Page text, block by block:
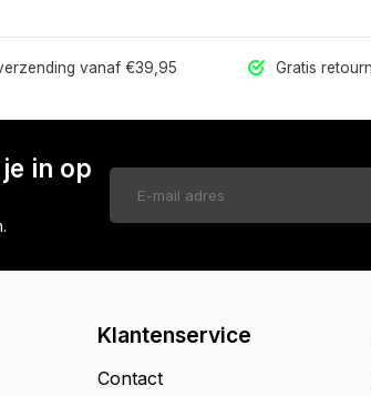
vanaf €39,95 Gratis
in op
Klantenservice
Contact